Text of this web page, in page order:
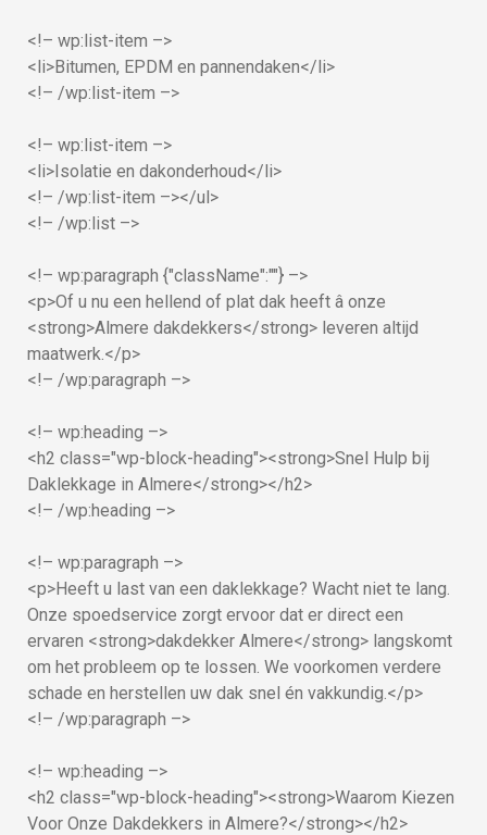
<!– wp:list-item –>
<li>Bitumen, EPDM en pannendaken</li>
<!– /wp:list-item –>
<!– wp:list-item –>
<li>Isolatie en dakonderhoud</li>
<!– /wp:list-item –></ul>
<!– /wp:list –>
<!– wp:paragraph {"className":""} –>
<p>Of u nu een hellend of plat dak heeft â onze
<strong>Almere dakdekkers</strong> leveren altijd
maatwerk.</p>
<!– /wp:paragraph –>
<!– wp:heading –>
<h2 class="wp-block-heading"><strong>Snel Hulp bij
Daklekkage in Almere</strong></h2>
<!– /wp:heading –>
<!– wp:paragraph –>
<p>Heeft u last van een daklekkage? Wacht niet te lang.
Onze spoedservice zorgt ervoor dat er direct een
ervaren <strong>dakdekker Almere</strong> langskomt
om het probleem op te lossen. We voorkomen verdere
schade en herstellen uw dak snel én vakkundig.</p>
<!– /wp:paragraph –>
<!– wp:heading –>
<h2 class="wp-block-heading"><strong>Waarom Kiezen
Voor Onze Dakdekkers in Almere?</strong></h2>